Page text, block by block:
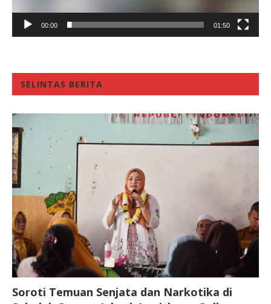
00:00 01:50
SELINTAS BERITA
Soroti Temuan Senjata dan Narkotika di